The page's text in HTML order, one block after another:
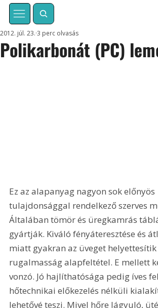
Polikarbonát (PC)
2012. júl. 23. 3 perc olvasás
Ez az alapanyag nagyon sok előnyös
tulajdonsággal rendelkező szerves
Általában tömör és üregkamrás
gyártják. Kiváló fényáteresztése és
miatt gyakran az üveget helyettesítik
rugalmasság alapfeltétel. E mellett
vonzó. Jó hajlíthatósága pedig íves
hőtechnikai előkezelés nélküli
lehetővé teszi. Mivel hőre lágyuló,